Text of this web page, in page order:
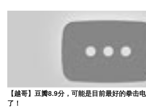
【越哥】豆瓣8.9分，可能是目前最好的拳击
了！